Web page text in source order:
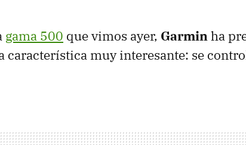
gama 500 que vimos ayer, Garminha
característica muy interesante: se